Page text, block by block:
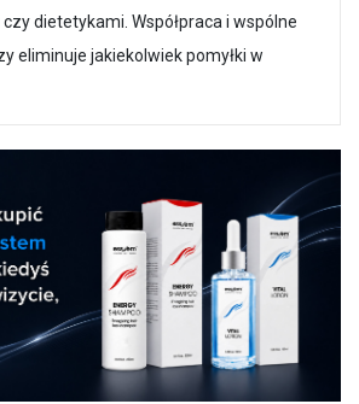
dietetykami. Współpraca i wspólne
eliminuje jakiekolwiek pomyłki w